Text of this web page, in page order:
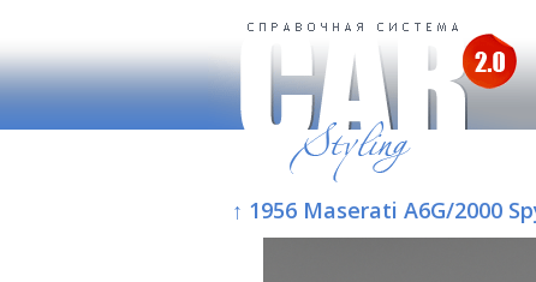
↑ 1956 Maserati A6G/2000